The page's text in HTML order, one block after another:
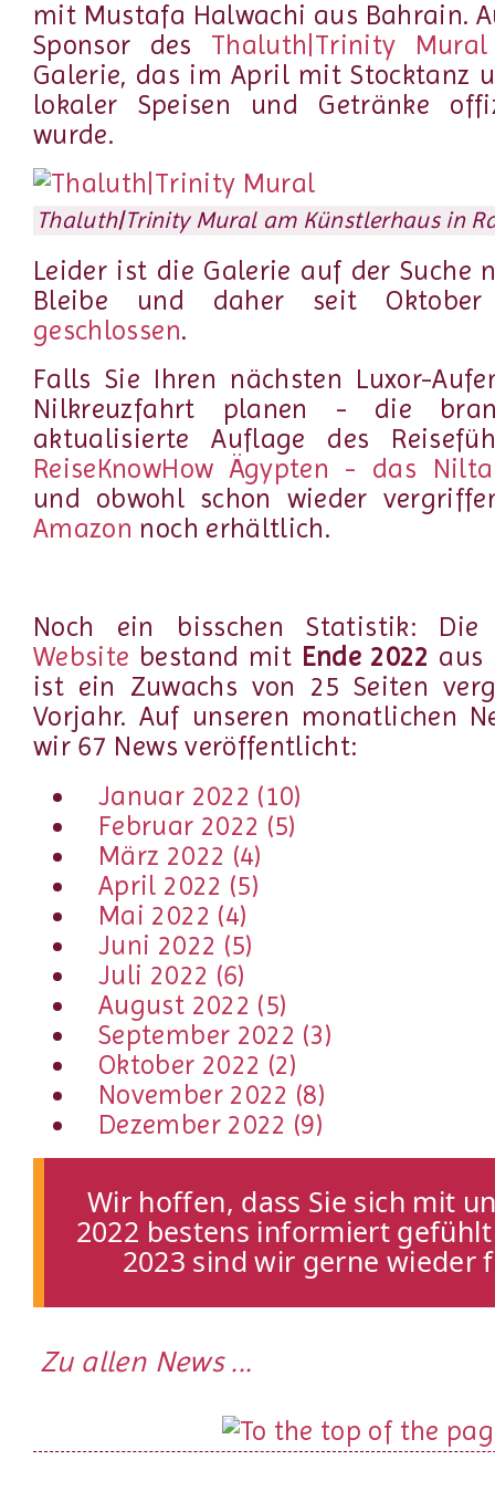
mit Mustafa Halwachi aus Bahrain.
Sponsor des Thaluth|Trinity Mural
Galerie, das im April mit Stocktanz
lokaler Speisen und Getränke
wurde.
Thaluth|Trinity Mural am Künstlerhaus in
Leider ist die Galerie auf der Suche
Bleibe und daher seit Oktober
geschlossen.
Falls Sie Ihren nächsten Luxor-
Nilkreuzfahrt planen - die
aktualisierte Auflage des
ReiseKnowHow Ägypten - das
und obwohl schon wieder
Amazon noch erhältlich.
Noch ein bisschen Statistik:
Website bestand mit Ende 2022 aus
ist ein Zuwachs von 25 Seiten
Vorjahr. Auf unseren monatlichen
wir 67 News veröffentlicht:
Januar 2022 (10)
Februar 2022 (5)
März 2022 (4)
April 2022 (5)
Mai 2022 (4)
Juni 2022 (5)
Juli 2022 (6)
August 2022 (5)
September 2022 (3)
Oktober 2022 (2)
November 2022 (8)
Dezember 2022 (9)
Wir hoffen, dass Sie sich mit
2022 bestens informiert
2023 sind wir gerne wieder
Zu allen News ...